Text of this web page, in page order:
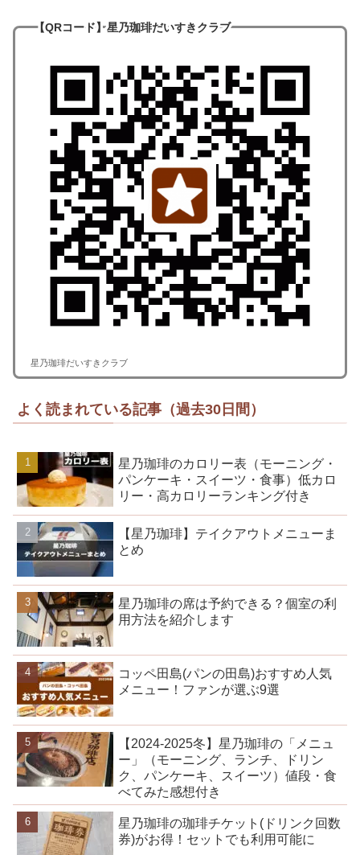
【QRコード】星乃珈琲だいすきクラブ
星乃珈琲だいすきクラブ
よく読まれている記事（過去30日間）
星乃珈琲のカロリー表（モーニング・
パンケーキ・スイーツ・食事）低カロ
リー・高カロリーランキング付き
【星乃珈琲】テイクアウトメニューま
とめ
星乃珈琲の席は予約できる？個室の利
用方法を紹介します
コッペ田島(パンの田島)おすすめ人気
メニュー！ファンが選ぶ9選
【2024-2025冬】星乃珈琲の「メニュ
ー」（モーニング、ランチ、ドリン
ク、パンケーキ、スイーツ）値段・食
べてみた感想付き
星乃珈琲の珈琲チケット(ドリンク回数
券)がお得！セットでも利用可能に